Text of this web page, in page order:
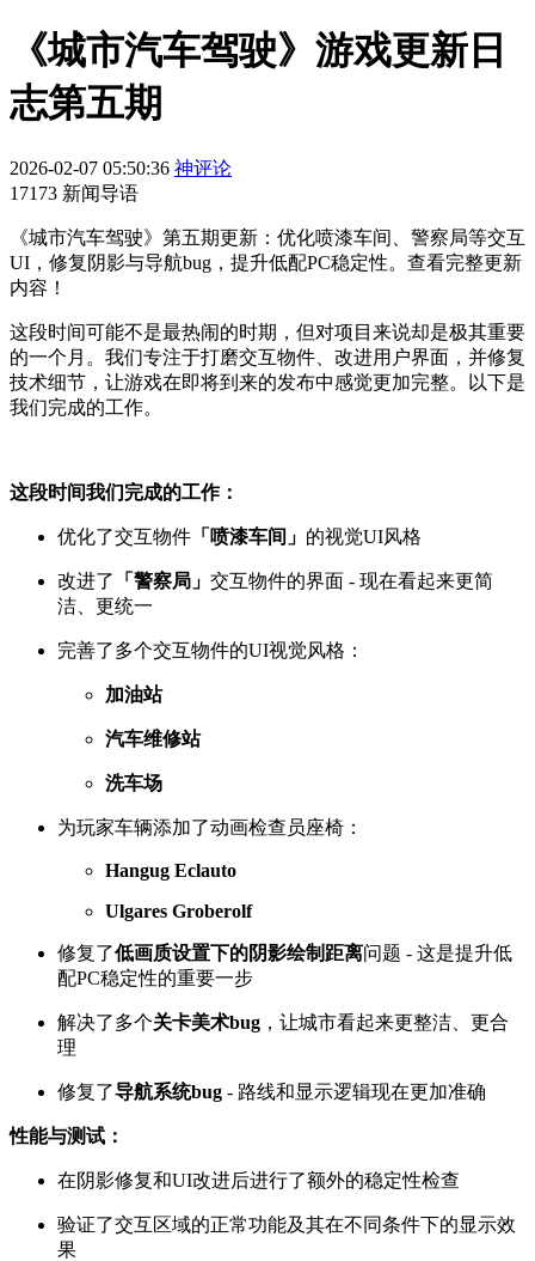
《城市汽车驾驶》游戏更新日
志第五期
2026-02-07 05:50:36 神评论
17173 新闻导语
《城市汽车驾驶》第五期更新：优化喷漆车间、警察局等交互
UI，修复阴影与导航bug，提升低配PC稳定性。查看完整更新
内容！
这段时间可能不是最热闹的时期，但对项目来说却是极其重要
的一个月。我们专注于打磨交互物件、改进用户界面，并修复
技术细节，让游戏在即将到来的发布中感觉更加完整。以下是
我们完成的工作。
这段时间我们完成的工作：
优化了交互物件 「喷漆车间」 的视觉UI风格
改进了 「警察局」 交互物件的界面 - 现在看起来更简
洁、更统一
完善了多个交互物件的UI视觉风格：
加油站
汽车维修站
洗车场
为玩家车辆添加了动画检查员座椅：
Hangug Eclauto
Ulgares Groberolf
修复了低画质设置下的阴影绘制距离问题 - 这是提升低
配PC稳定性的重要一步
解决了多个关卡美术bug ，让城市看起来更整洁、更合
理
修复了导航系统bug - 路线和显示逻辑现在更加准确
性能与测试：
在阴影修复和UI改进后进行了额外的稳定性检查
验证了交互区域的正常功能及其在不同条件下的显示效
果